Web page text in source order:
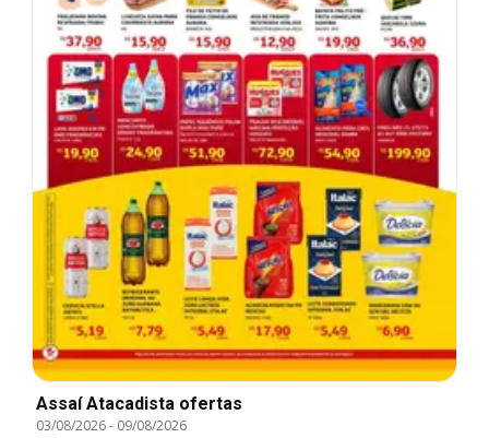
Assaí Atacadista ofertas
03/08/2026- 09/08/2026